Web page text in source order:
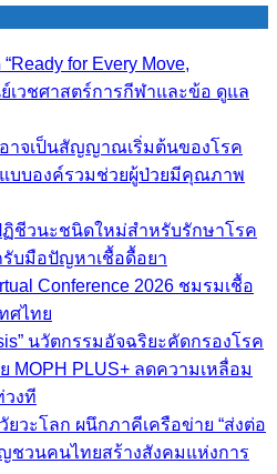
for Every Move,
เวชศาสตร์การกีฬาและข้อ ดูแล
อาจเป็นสัญญาณเริ่มต้นของโรค
บบองค์รวมช่วยผู้ป่วยมีคุณภาพ
ชีวนะชนิดใหม่สำหรับรักษาโรค
รับมือปัญหาเชื้อดื้อยา
Conference 2026 ชมรมเชื้อ
ศไทย
นวัตกรรมอัจฉริยะคัดกรองโรค
MOPH PLUS+ ลดความเหลื่อม
วงที
วะโลก ผนึกภาคีเครือข่าย “ส่งต่อ
ชวนคนไทยสร้างสังคมแห่งการ